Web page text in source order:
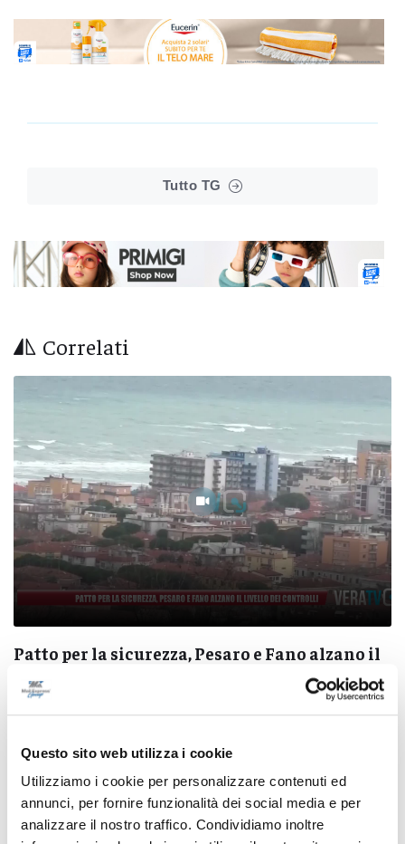
Questo sito web utilizza i cookie
Utilizziamo i cookie per personalizzare contenuti ed
annunci, per fornire funzionalità dei social media e per
analizzare il nostro traffico. Condividiamo inoltre
Tutto TG
Correlati
Patto per la sicurezza, Pesaro e Fano alzano il
livello dei controlli
Pubblicità